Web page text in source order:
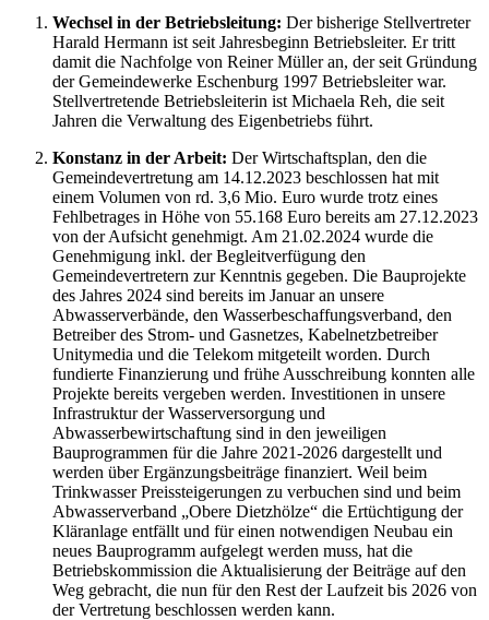
Wechsel in der Betriebsleitung: Der bisherige Stellvertreter
Harald Hermann ist seit Jahresbeginn Betriebsleiter. Er tritt
damit die Nachfolge von Reiner Müller an, der seit Gründung
der Gemeindewerke Eschenburg 1997 Betriebsleiter war.
Stellvertretende Betriebsleiterin ist Michaela Reh, die seit
Jahren die Verwaltung des Eigenbetriebs führt.
Konstanz in der Arbeit: Der Wirtschaftsplan, den die
Gemeindevertretung am 14.12.2023 beschlossen hat mit
einem Volumen von rd. 3,6 Mio. Euro wurde trotz eines
Fehlbetrages in Höhe von 55.168 Euro bereits am 27.12.2023
von der Aufsicht genehmigt. Am 21.02.2024 wurde die
Genehmigung inkl. der Begleitverfügung den
Gemeindevertretern zur Kenntnis gegeben. Die Bauprojekte
des Jahres 2024 sind bereits im Januar an unsere
Abwasserverbände, den Wasserbeschaffungsverband, den
Betreiber des Strom- und Gasnetzes, Kabelnetzbetreiber
Unitymedia und die Telekom mitgeteilt worden. Durch
fundierte Finanzierung und frühe Ausschreibung konnten alle
Projekte bereits vergeben werden. Investitionen in unsere
Infrastruktur der Wasserversorgung und
Abwasserbewirtschaftung sind in den jeweiligen
Bauprogrammen für die Jahre 2021-2026 dargestellt und
werden über Ergänzungsbeiträge finanziert. Weil beim
Trinkwasser Preissteigerungen zu verbuchen sind und beim
Abwasserverband „Obere Dietzhölze“ die Ertüchtigung der
Kläranlage entfällt und für einen notwendigen Neubau ein
neues Bauprogramm aufgelegt werden muss, hat die
Betriebskommission die Aktualisierung der Beiträge auf den
Weg gebracht, die nun für den Rest der Laufzeit bis 2026 von
der Vertretung beschlossen werden kann.